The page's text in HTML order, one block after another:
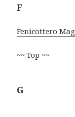
F
Fenicottero
~~ Top ~~
G